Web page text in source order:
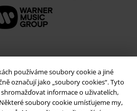
používáme soubory cookie a jiné
označují jako „soubory cookies“. Tyto
informace o uživatelích,
soubory cookie umísťujeme my,